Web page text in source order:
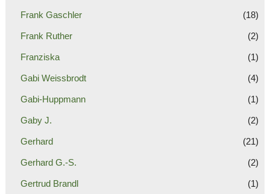
Frank Gaschler (18)
Frank Ruther (2)
Franziska (1)
Gabi Weissbrodt (4)
Gabi-Huppmann (1)
Gaby J. (2)
Gerhard (21)
Gerhard G.-S. (2)
Gertrud Brandl (1)